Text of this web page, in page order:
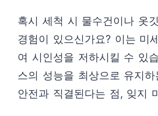
혹시 세척 시 물수건이나 옷
경험이 있으신가요? 이는 미
여 시인성을 저하시킬 수 있
스의 성능을 최상으로 유지
안전과 직결된다는 점, 잊지